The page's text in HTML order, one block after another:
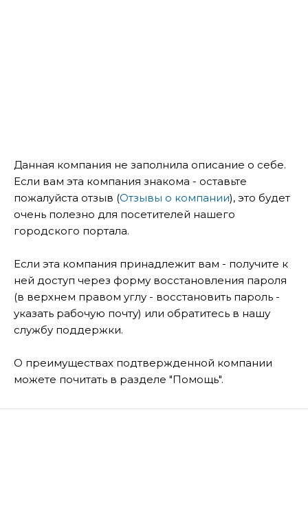
Данная компания не заполнила описание о себе.
Если вам эта компания знакома - оставьте
пожалуйста отзыв (Отзывы о компании), это будет
очень полезно для посетителей нашего
городского портала.
Если эта компания принадлежит вам - получите к
ней доступ через форму восстановления пароля
(в верхнем правом углу - восстановить пароль -
указать рабочую почту) или обратитесь в нашу
службу поддержки.
О преимуществах подтвержденной компании
можете почитать в разделе "Помощь".